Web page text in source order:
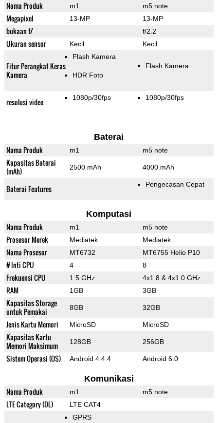
Nama Produk m1 m5 note
Megapixel 13-MP 13-MP
bukaan f/ f/2.2
Ukuran sensor Kecil Kecil
Fitur Perangkat Keras
Kamera
Flash Kamera
HDR Foto
Flash Kamera
resolusi video 1080p/30fps 1080p/30fps
Baterai
Nama Produk m1 m5 note
Kapasitas Baterai
(mAh)
2500 mAh 4000 mAh
Baterai Features Pengecasan Cepat
Komputasi
Nama Produk m1 m5 note
Prosesor Merek Mediatek Mediatek
Nama Prosesor MT6732 MT6755 Helio P10
# Inti CPU 4 8
Frekuensi CPU 1.5 GHz 4x1.8 & 4x1.0 GHz
RAM 1GB 3GB
Kapasitas Storage
untuk Pemakai
8GB 32GB
Jenis Kartu Memori MicroSD MicroSD
Kapasitas Kartu
Memori Maksimum
128GB 256GB
Sistem Operasi (OS) Android 4.4.4 Android 6.0
Komunikasi
Nama Produk m1 m5 note
LTE Category (DL)
LTE CAT4
GPRS